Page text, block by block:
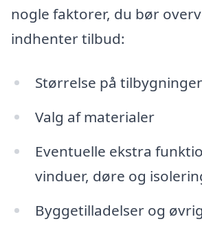
nogle faktorer, du bør
indhenter tilbud:
Størrelse på
Valg af materialer
Eventuelle ekstra
vinduer, døre og
Byggetilladelser og